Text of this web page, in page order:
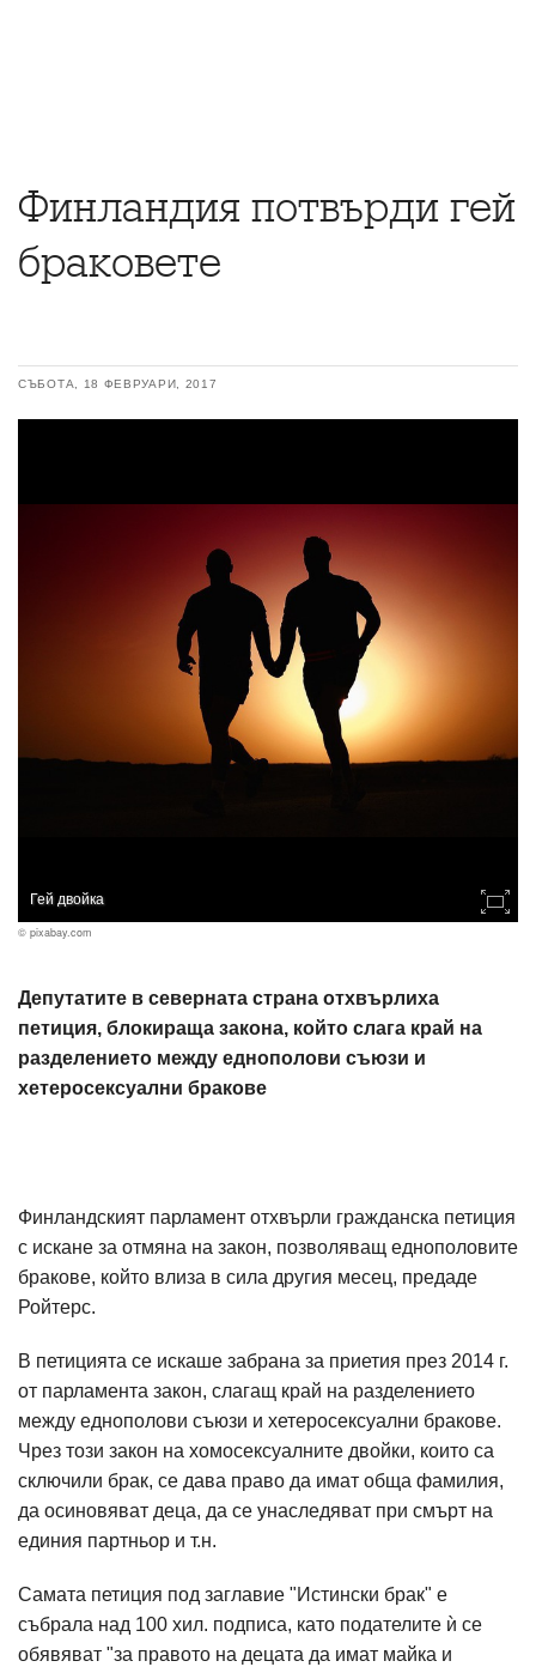
Финландия потвърди гей
браковете
СЪБОТА, 18 ФЕВРУАРИ, 2017
Гей двойка
© pixabay.com
Депутатите в северната страна отхвърлиха
петиция, блокираща закона, който слага край на
разделението между еднополови съюзи и
хетеросексуални бракове
Финландският парламент отхвърли гражданска петиция
с искане за отмяна на закон, позволяващ еднополовите
бракове, който влиза в сила другия месец, предаде
Ройтерс.
В петицията се искаше забрана за приетия през 2014 г.
от парламента закон, слагащ край на разделението
между еднополови съюзи и хетеросексуални бракове.
Чрез този закон на хомосексуалните двойки, които са
сключили брак, се дава право да имат обща фамилия,
да осиновяват деца, да се унаследяват при смърт на
единия партньор и т.н.
Самата петиция под заглавие "Истински брак" е
събрала над 100 хил. подписа, като подателите ѝ се
обявяват "за правото на децата да имат майка и